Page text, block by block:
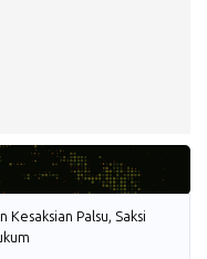
Palsu, Saksi